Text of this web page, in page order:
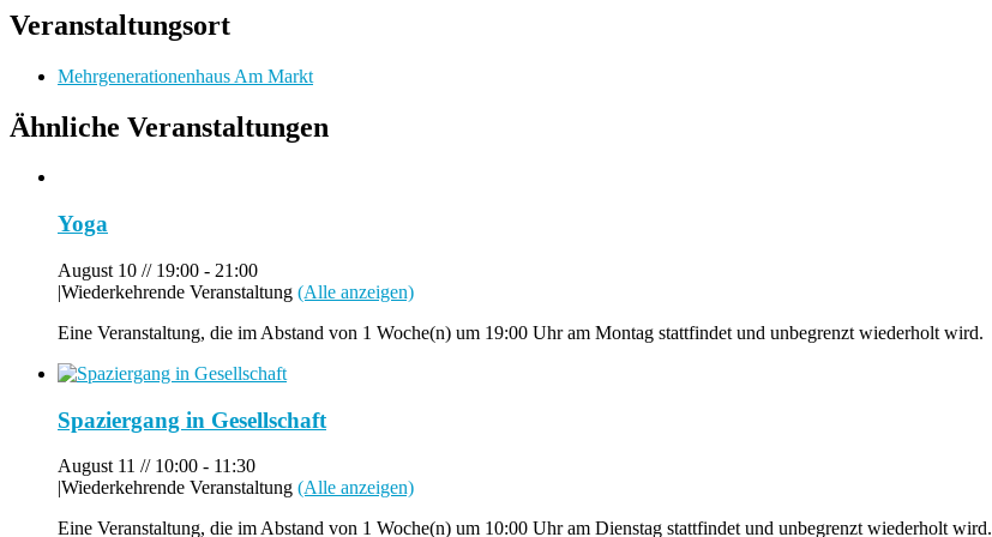
Veranstaltungsort
Mehrgenerationenhaus Am Markt
Ähnliche Veranstaltungen
Yoga
August 10 // 19:00 - 21:00
|Wiederkehrende Veranstaltung (Alle anzeigen)
Eine Veranstaltung, die im Abstand von 1 Woche(n) um 19:00 Uhr am Montag stattfindet und unbegrenzt wiederholt wird.
Spaziergang in Gesellschaft
August 11 // 10:00 - 11:30
|Wiederkehrende Veranstaltung (Alle anzeigen)
Eine Veranstaltung, die im Abstand von 1 Woche(n) um 10:00 Uhr am Dienstag stattfindet und unbegrenzt wiederholt wird.